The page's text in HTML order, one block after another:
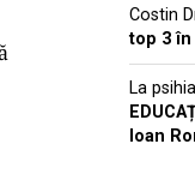
Costin
top 3
La
Ioan